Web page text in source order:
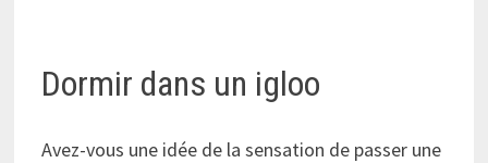
Dormir dans un igloo
Avez-vous une idée de la sensation de passer une